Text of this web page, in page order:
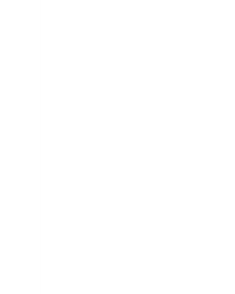
Brasil en Twitter
País Brasil en Instagram
El País Brasil en Facebook